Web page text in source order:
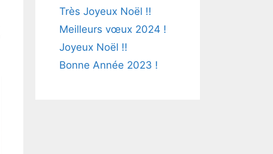
Très Joyeux Noël !!
Meilleurs vœux 2024 !
Joyeux Noël !!
Bonne Année 2023 !